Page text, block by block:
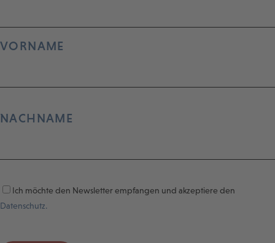
VORNAME
NACHNAME
Ich möchte den Newsletter empfangen und akzeptiere den
Datenschutz.